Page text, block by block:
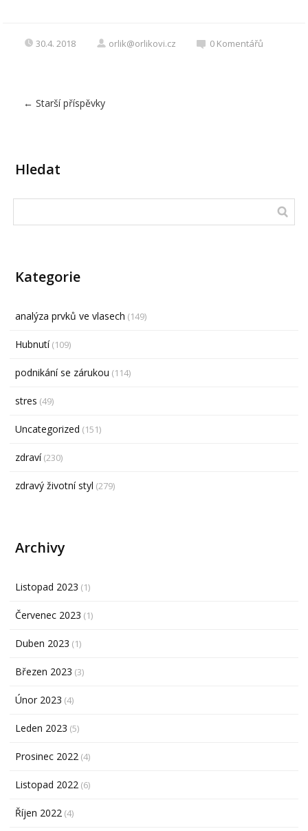
30.4. 2018 orlik@orlikovi.cz 0 Komentářů
← Starší příspěvky
Hledat
Kategorie
analýza prvků ve vlasech (149)
Hubnutí(109)
podnikání se zárukou (114)
stres (49)
Uncategorized (151)
zdraví(230)
zdravý životní styl (279)
Archivy
Listopad 2023 (1)
Červenec 2023 (1)
Duben 2023 (1)
Březen 2023 (3)
Únor 2023 (4)
Leden 2023 (5)
Prosinec 2022 (4)
Listopad 2022 (6)
Říjen 2022 (4)